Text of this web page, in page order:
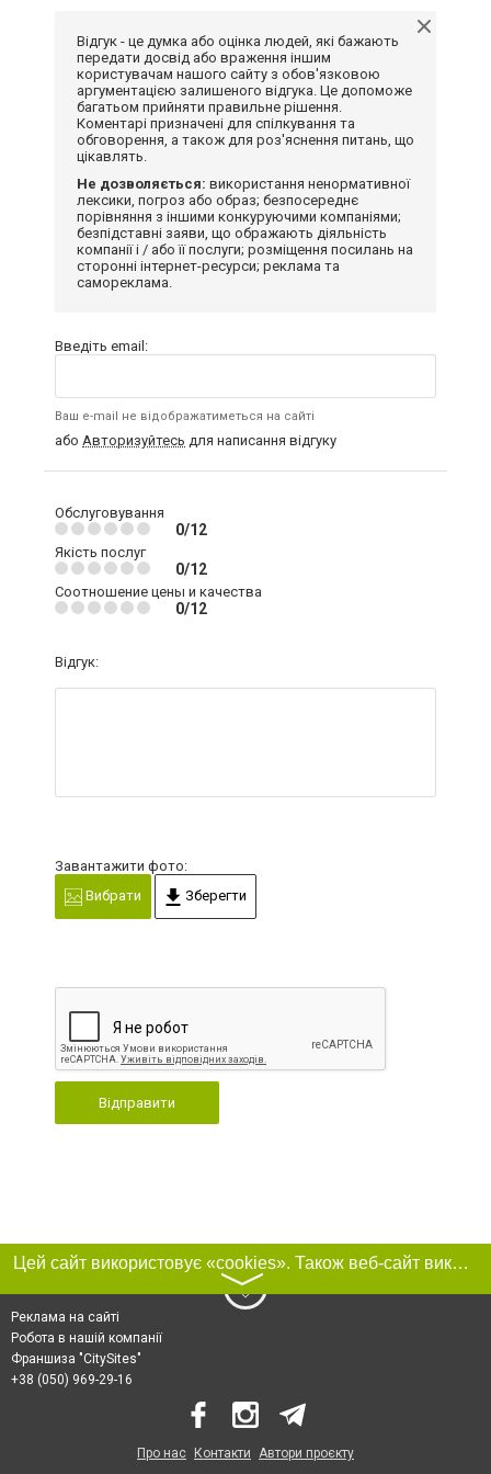
Відгук - це думка або оцінка людей, які бажають
передати досвід або враження іншим
користувачам нашого сайту з обов'язковою
аргументацією залишеного відгука. Це допоможе
багатьом прийняти правильне рішення.
Коментарі призначені для спілкування та
обговорення, а також для роз'яснення питань, що
цікавлять.
Не дозволяється: використання ненормативної
лексики, погроз або образ; безпосереднє
порівняння з іншими конкуруючими компаніями;
безпідставні заяви, що ображають діяльність
компанії і / або її послуги; розміщення посилань на
сторонні інтернет-ресурси; реклама та
самореклама.
Введіть email:
Ваш e-mail не відображатиметься на сайті
або Авторизуйтесь для написання відгуку
Обслуговування
0/12
Якість послуг
0/12
Соотношение цены и качества
0/12
Відгук:
Завантажити фото:
Вибрати
Зберегти
Відправити
Цей сайт використовує «cookies». Також веб-сайт використовує інтернет-сервіс для збору технічних даних стосовно відвідувачів з метою отримання маркетингової та статистичної інформації. Умови обробки даних відвідувачів сайту див.
〉
Реклама на сайті
Робота в нашій компанії
Франшиза "CitySites"
+38 (050) 969-29-16
Про нас Контакти Автори проєкту